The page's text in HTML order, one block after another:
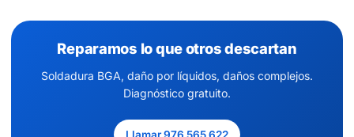
Reparamos lo que otros descartan
Soldadura BGA, daño por líquidos, daños complejos.
Diagnóstico gratuito.